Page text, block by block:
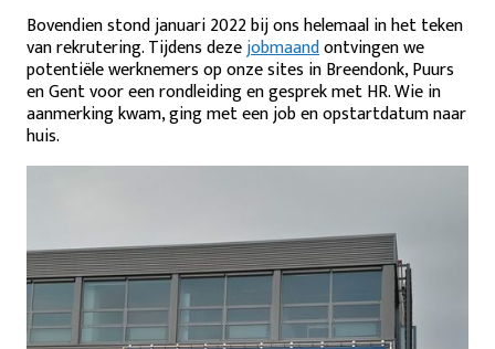
Bovendien stond januari 2022 bij ons helemaal in het teken
van rekrutering. Tijdens dezejobmaandontvingen we
potentiële werknemers op onze sites in Breendonk, Puurs
en Gent voor een rondleiding en gesprek met HR. Wie in
aanmerking kwam, ging met een job en opstartdatum naar
huis.